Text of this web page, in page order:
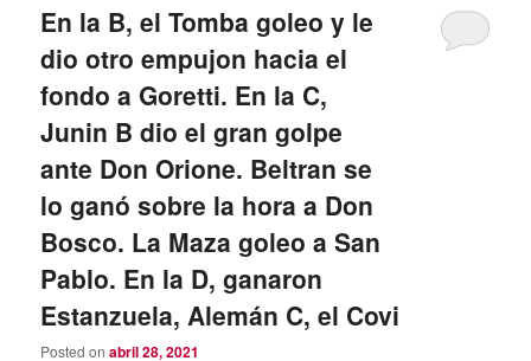
En la B, el Tomba goleo y le
dio otro empujon hacia el
fondo a Goretti. En la C,
Junin B dio el gran golpe
ante Don Orione. Beltran se
lo ganó sobre la hora a Don
Bosco. La Maza goleo a San
Pablo. En la D, ganaron
Estanzuela, Alemán C, el Covi
Posted onabril 28, 2021